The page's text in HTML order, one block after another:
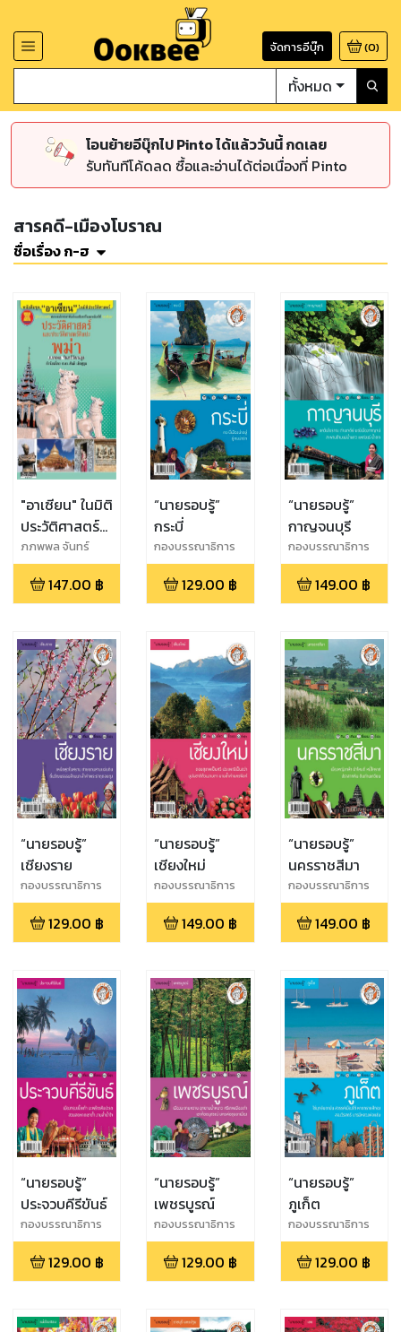
จัดการอีบุ๊ก (0)
ทั้งหมด
โอนย้ายอีบุ๊กไป Pinto ได้แล้ววันนี้ กดเลย
รับทันทีโค้ดลด ซื้อและอ่านได้ต่อเนื่องที่ Pinto
สารคดี-เมืองโบราณ
ชื่อเรื่อง ก-ฮ
"อาเซียน" ในมิติ
ประวัติศาสตร์
ประวัติศาสตร์
และ
ประวัติศาสตร์
ภภพพล จันทร์
วัฒนกุล
147.00 ฿
“นายรอบรู้”
กระบี่
กองบรรณาธิการ
นายรอบรู้
129.00 ฿
“นายรอบรู้”
กาญจนบุรี
กองบรรณาธิการ
นายรอบรู้
149.00 ฿
“นายรอบรู้”
เชียงราย
กองบรรณาธิการ
นายรอบรู้
129.00 ฿
“นายรอบรู้”
เชียงใหม่
กองบรรณาธิการ
นายรอบรู้
149.00 ฿
“นายรอบรู้”
นครราชสีมา
กองบรรณาธิการ
นายรอบรู้
149.00 ฿
“นายรอบรู้”
ประจวบคีรีขันธ์
กองบรรณาธิการ
นายรอบรู้
129.00 ฿
“นายรอบรู้”
เพชรบูรณ์
กองบรรณาธิการ
นายรอบรู้
129.00 ฿
“นายรอบรู้”
ภูเก็ต
กองบรรณาธิการ
นายรอบรู้
129.00 ฿